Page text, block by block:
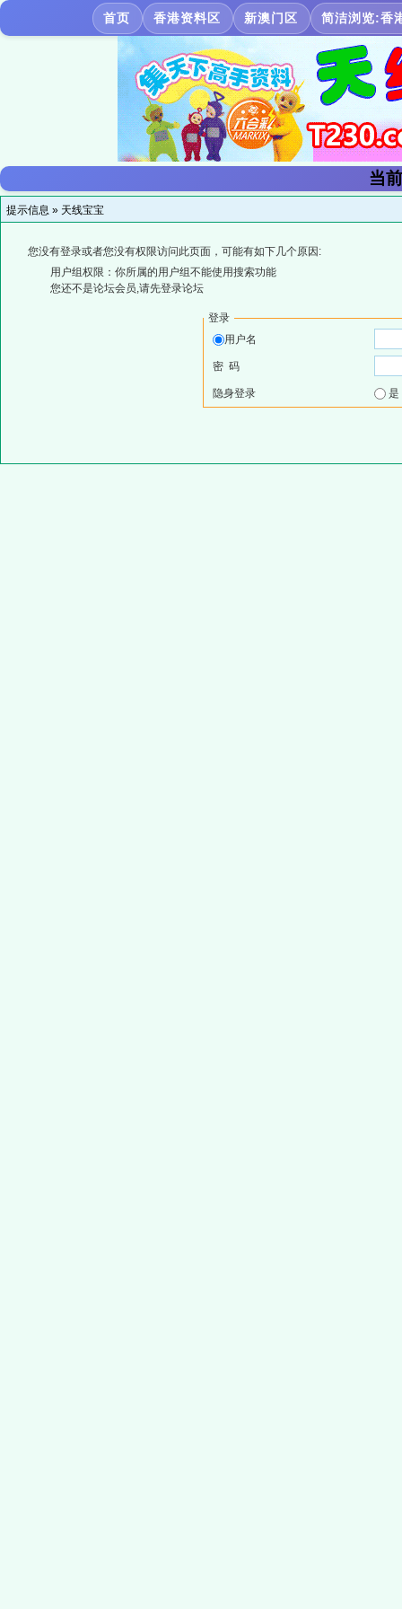
首页 香港资料区 新澳门区 简洁浏览:香
当
提示信息 » 天线宝宝
您没有登录或者您没有权限访问此页面，可能有如下几个原因:
用户组权限：你所属的用户组不能使用搜索功能
您还不是论坛会员,请先登录论坛
登录
用户名
密 码
隐身登录